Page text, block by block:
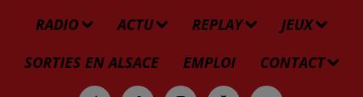
RADIO ACTU REPLAY
JEUX
SORTIES EN ALSACE
EMPLOI CONTACT